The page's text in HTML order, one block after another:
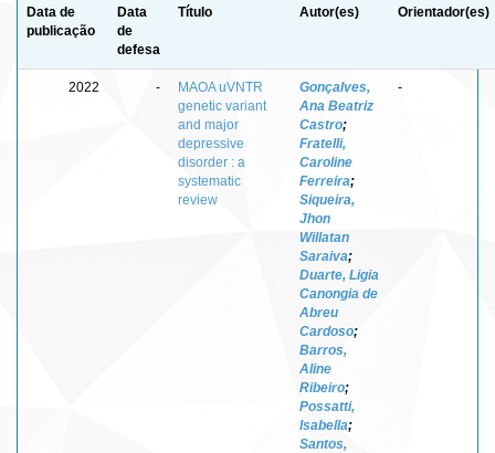
Data de
publicação
Data
de
defesa
Título Autor(es) Orientador(es)
2022 -
MAOA uVNTR
genetic variant
and major
depressive
disorder : a
systematic
review
Gonçalves,
Ana Beatriz
Castro;
Fratelli,
Caroline
Ferreira;
Siqueira,
Jhon
Willatan
Saraiva;
Duarte, Ligia
Canongia de
Abreu
Cardoso;
Barros,
Aline
Ribeiro;
Possatti,
Isabella;
Santos,
-